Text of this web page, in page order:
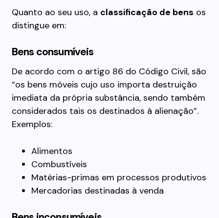
Quanto ao seu uso, a classificação de bens os
distingue em:
Bens consumíveis
De acordo com o artigo 86 do Código Civil, são
“os bens móveis cujo uso importa destruição
imediata da própria substância, sendo também
considerados tais os destinados à alienação”.
Exemplos:
Alimentos
Combustíveis
Matérias-primas em processos produtivos
Mercadorias destinadas à venda